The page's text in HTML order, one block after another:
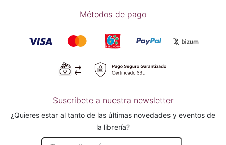
Métodos de pago
Suscríbete a nuestra newsletter
¿Quieres estar al tanto de las últimas novedades y eventos de
la librería?